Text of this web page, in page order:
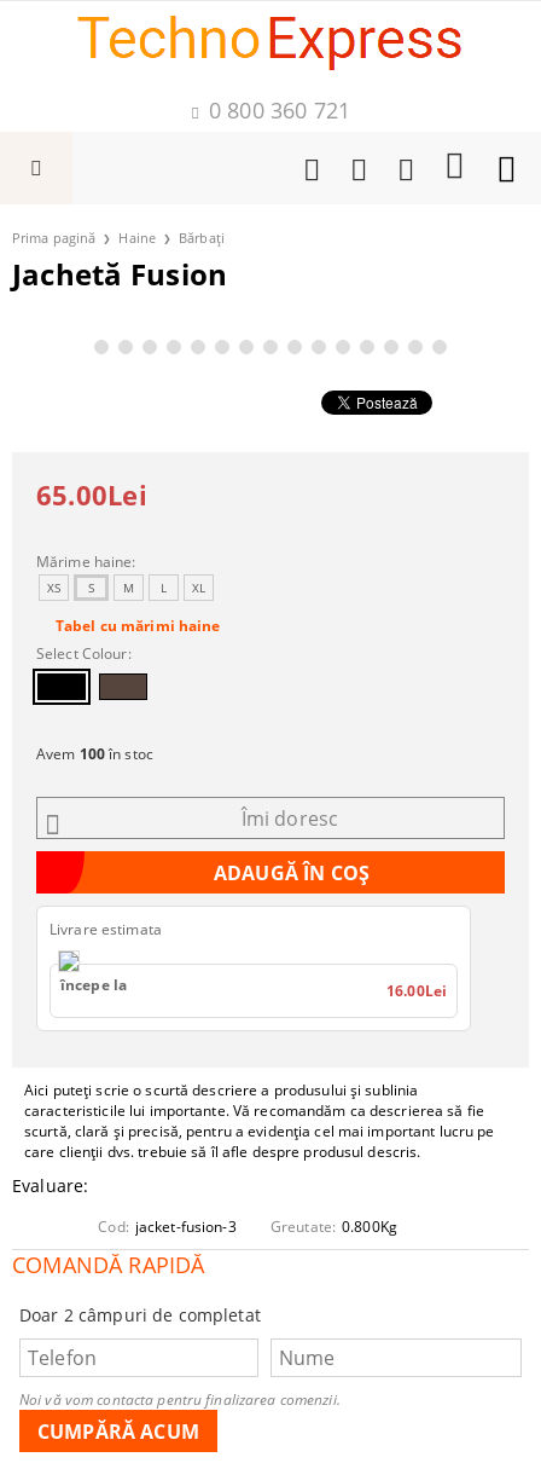
0 800 360 721
Prima pagină Haine Bărbați
Jachetă Fusion
Aici puteți scrie o scurtă descriere a produsului și sublinia
caracteristicile lui importante. Vă recomandăm ca descrierea să fie
scurtă, clară și precisă, pentru a evidenția cel mai important lucru pe
care clienții dvs. trebuie să îl afle despre produsul descris.
Evaluare:
Cod: jacket-fusion-3 Greutate: 0.800Kg
COMANDĂ RAPIDĂ
Doar 2 câmpuri de completat
Noi vă vom contacta pentru finalizarea comenzii.
65.00Lei
Mărime haine:
XS S M L XL
Tabel cu mărimi haine
Select Colour:
Avem 100în stoc
Îmi doresc
Livrare estimata
începe la 16.00Lei